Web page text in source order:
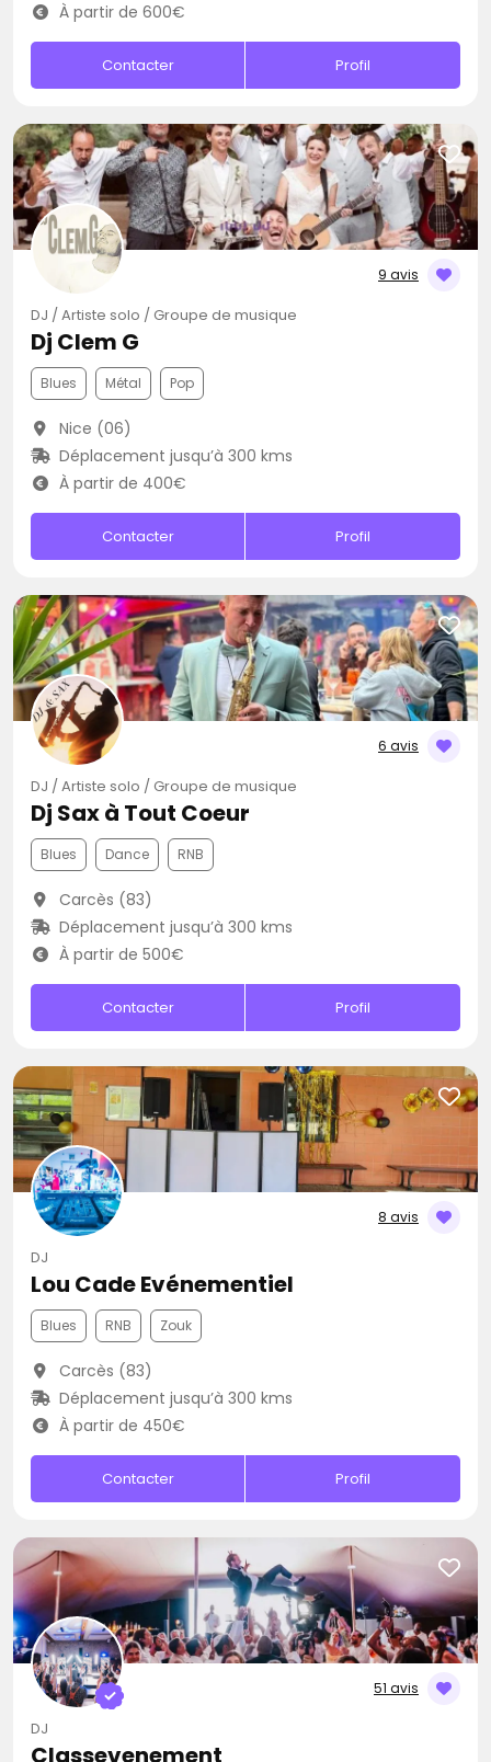
À partir de 600€
Contacter Profil
9 avis
DJ / Artiste solo / Groupe de musique
Dj Clem G
Blues Métal Pop
Nice (06)
Déplacement jusqu’à 300 kms
À partir de 400€
Contacter Profil
6 avis
DJ / Artiste solo / Groupe de musique
Dj Sax à Tout Coeur
Blues Dance RNB
Carcès (83)
Déplacement jusqu’à 300 kms
À partir de 500€
Contacter Profil
8 avis
DJ
Lou Cade Evénementiel
Blues RNB Zouk
Carcès (83)
Déplacement jusqu’à 300 kms
À partir de 450€
Contacter Profil
51 avis
DJ
Classevenement